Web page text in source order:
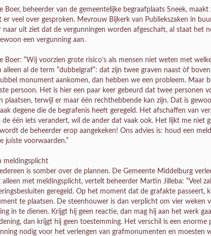
Boer, beheerder van de gemeentelijke begraafplaats Sneek,
er veel over gesproken. Mevrouw Bijkerk van Publiekszaken in
naar uit ziet dat de vergunningen worden afgeschaft, al staat het
een vergunning aan.
Boer: “Wij voorzien grote risico’s als mensen niet weten met
alleen al de term “dubbelgraf”: dat zijn twee graven naast òf
monument aankomen, dan hebben we een probleem. Maar
persoon. Het is hier een paar keer gebeurd dat twee personen
plaatsen, terwijl er maar één rechthebbende kan zijn. Dat is
degene die de begrafenis heeft geregeld. Het afschaffen van
de één iets verandert, wil de ander dat vaak ook. Het lijkt me niet
de beheerder erop aangekeken! Ons advies is: houd een
juiste voorwaarden.”
meldingsplicht
is somber over de plannen. De Gemeente Middelburg
met meldingsplicht, vertelt beheerder Martin Jilleba: “Veel
geregeld. Op het moment dat de grafakte passeert,
te plaatsen. De steenhouwer is dan verplicht om vier weken
in te dienen. Krijgt hij geen reactie, dan mag hij aan het werk
dan krijgt hij geen toestemming. Het verschil is een enorme
nodig voor het verlengen van grafmonumenten en moesten